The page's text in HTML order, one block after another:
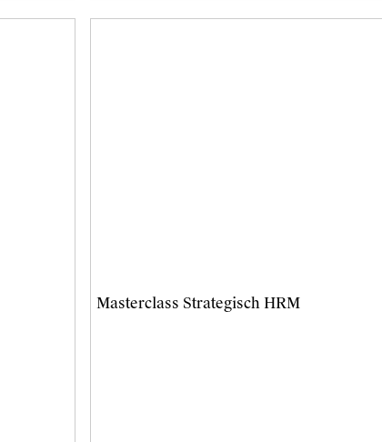
Masterclass Strategisch HRM